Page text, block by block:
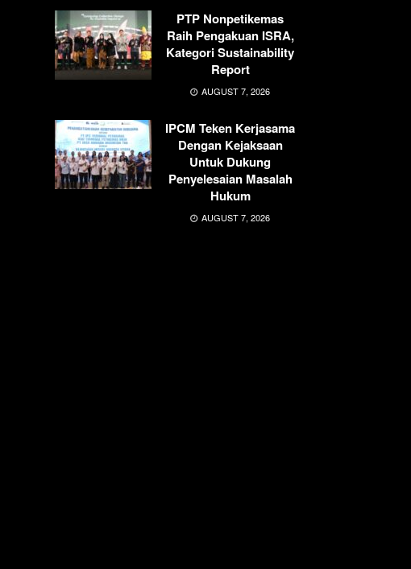
PTP Nonpetikemas
Raih Pengakuan ISRA,
Kategori Sustainability
Report
AUGUST 7, 2026
IPCM Teken Kerjasama
Dengan Kejaksaan
Untuk Dukung
Penyelesaian Masalah
Hukum
AUGUST 7, 2026